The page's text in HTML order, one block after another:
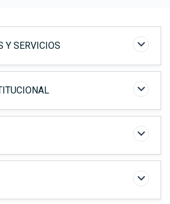
Y SERVICIOS